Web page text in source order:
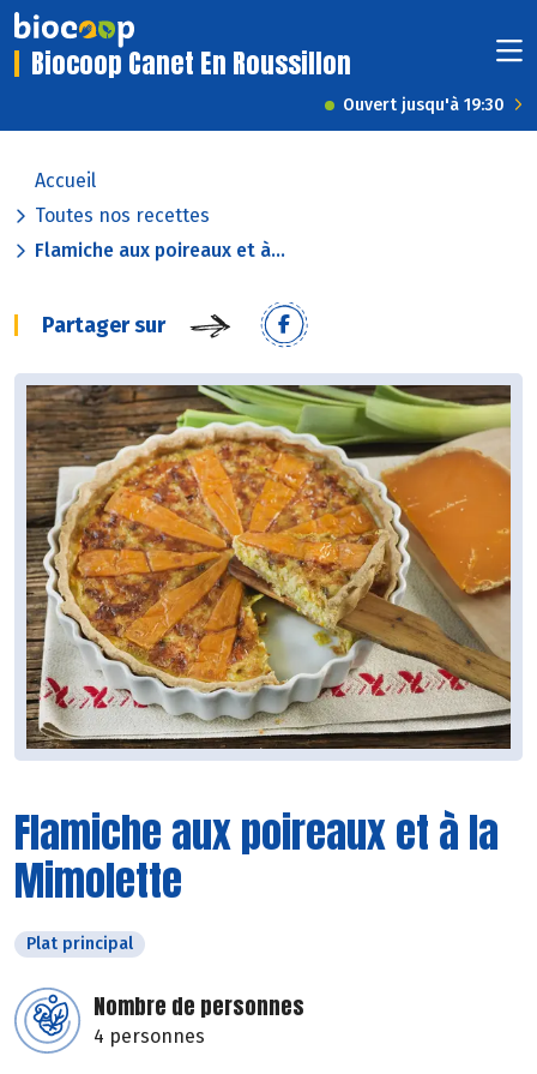
Biocoop Canet En Roussillon
Ouvert jusqu'à 19:30
Accueil
Toutes nos recettes
Flamiche aux poireaux et à...
Partager sur
Flamiche aux poireaux et à la
Mimolette
Plat principal
Nombre de personnes
4 personnes